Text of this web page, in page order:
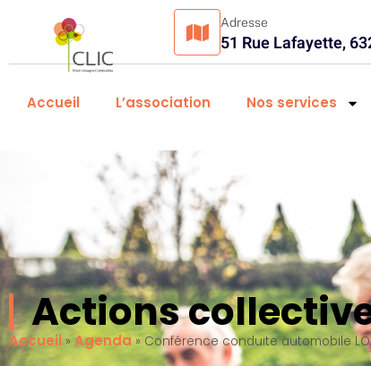
Adresse
51 Rue Lafayette,
Accueil L’association Nos services
Actions
Accueil » Agenda» Conférence conduite automobile